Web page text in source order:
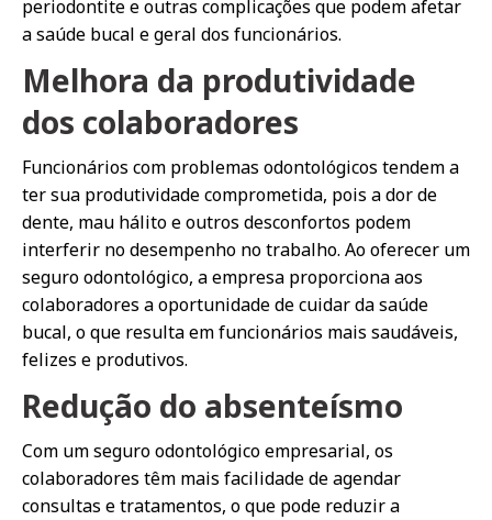
periodontite e outras complicações que podem afetar
a saúde bucal e geral dos funcionários.
Melhora da produtividade
dos colaboradores
Funcionários com problemas odontológicos tendem a
ter sua produtividade comprometida, pois a dor de
dente, mau hálito e outros desconfortos podem
interferir no desempenho no trabalho. Ao oferecer um
seguro odontológico, a empresa proporciona aos
colaboradores a oportunidade de cuidar da saúde
bucal, o que resulta em funcionários mais saudáveis,
felizes e produtivos.
Redução do absenteísmo
Com um seguro odontológico empresarial, os
colaboradores têm mais facilidade de agendar
consultas e tratamentos, o que pode reduzir a